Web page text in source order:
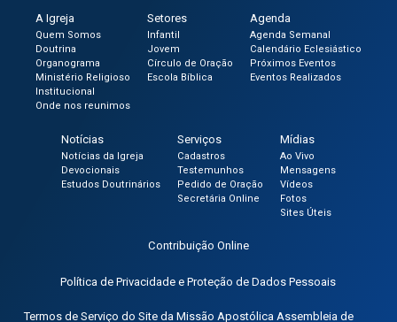
A Igreja
Quem Somos
Doutrina
Organograma
Ministério Religioso
Institucional
Onde nos reunimos
Setores
Infantil
Jovem
Círculo de Oração
Escola Bíblica
Agenda
Agenda Semanal
Calendário Eclesiástico
Próximos Eventos
Eventos Realizados
Notícias
Notícias da Igreja
Devocionais
Estudos Doutrinários
Serviços
Cadastros
Testemunhos
Pedido de Oração
Secretária Online
Mídias
Ao Vivo
Mensagens
Vídeos
Fotos
Sites Úteis
Contribuição Online
Política de Privacidade e Proteção de Dados Pessoais
Termos de Serviço do Site da Missão Apostólica Assembleia de